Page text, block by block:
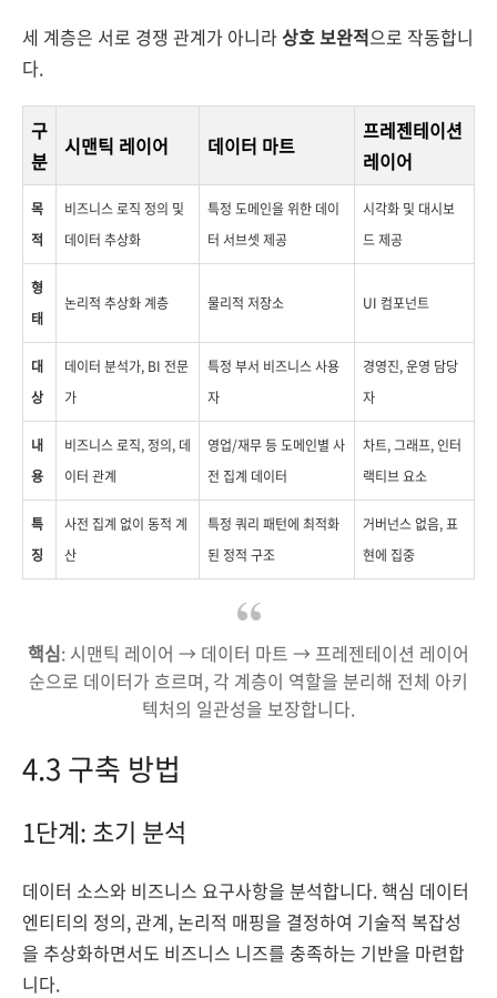
세 계층은 서로 경쟁 관계가 아니라상호 보완적으로 작동합니
다.
구
분
시맨틱 레이어 데이터 마트
프레젠테이션
레이어
목
적
비즈니스 로직 정의 및
데이터 추상화
특정 도메인을 위한 데이
터 서브셋 제공
시각화 및 대시보
드 제공
형
태
논리적 추상화 계층 물리적 저장소 UI 컴포넌트
대
상
데이터 분석가, BI 전문
가
특정 부서 비즈니스 사용
자
경영진, 운영 담당
자
내
용
비즈니스 로직, 정의, 데
이터 관계
영업/재무 등 도메인별 사
전 집계 데이터
차트, 그래프, 인터
랙티브 요소
특
징
사전 집계 없이 동적 계
산
특정 쿼리 패턴에 최적화
된 정적 구조
거버넌스 없음, 표
현에 집중
핵심: 시맨틱 레이어 → 데이터 마트 → 프레젠테이션 레이어
순으로 데이터가 흐르며, 각 계층이 역할을 분리해 전체 아키
텍처의 일관성을 보장합니다.
4.3 구축 방법
1단계: 초기 분석
데이터 소스와 비즈니스 요구사항을 분석합니다. 핵심 데이터
엔티티의 정의, 관계, 논리적 매핑을 결정하여 기술적 복잡성
을 추상화하면서도 비즈니스 니즈를 충족하는 기반을 마련합
니다.